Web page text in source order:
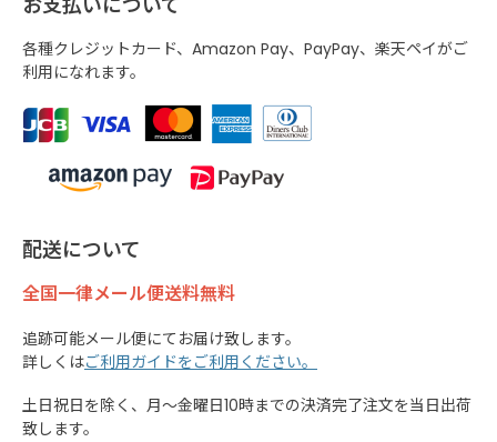
各種クレジットカード、Amazon Pay、PayPay、楽天ペイがご
利用になれます。
配送について
全国一律メール便送料無料
追跡可能メール便にてお届け致します。
詳しくはご利用ガイドをご利用ください。
土日祝日を除く、月～金曜日10時までの決済完了注文を当日出荷
致します。